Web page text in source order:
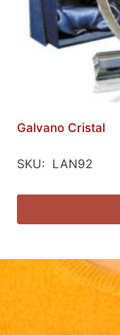
Galvano Cristal
SKU: LAN92